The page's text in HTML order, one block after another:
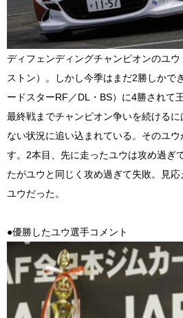
ディフェンディングチャンピオンのユ
ストン）。しかし今季はまだ2勝しかで
ードスターRF／DL・BS）に4勝されて
最終戦までチャンピオン争いを続ける
ない状況に追い込まれている。そのユ
す。2本目、先に走ったユウは攻め過ぎ
たがユウと同じく攻め過ぎて失敗。見
ユウだった。
●優勝したユウ選手コメント